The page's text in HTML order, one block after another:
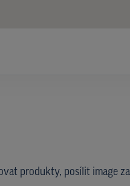
produkty, posílit image